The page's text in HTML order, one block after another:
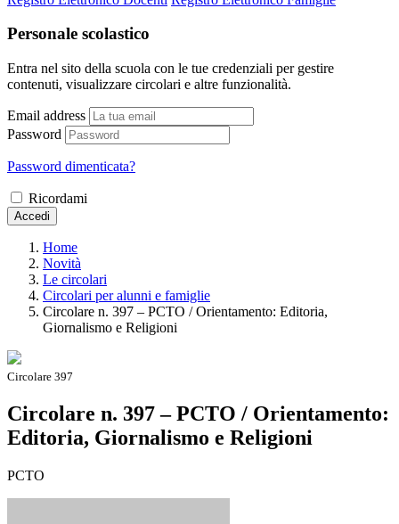
Personale scolastico
Entra nel sito della scuola con le tue credenziali per gestire
contenuti, visualizzare circolari e altre funzionalità.
Email address
Password
Password dimenticata?
Ricordami
Accedi
Home
Novità
Le circolari
Circolari per alunni e famiglie
Circolare n. 397 – PCTO / Orientamento: Editoria,
Giornalismo e Religioni
Circolare 397
Circolare n. 397 – PCTO / Orientamento:
Editoria, Giornalismo e Religioni
PCTO